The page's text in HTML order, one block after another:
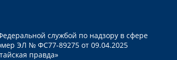
службой по надзору в сфере
ЭЛ № ФС77-89275 от 09.04.2025
правда»